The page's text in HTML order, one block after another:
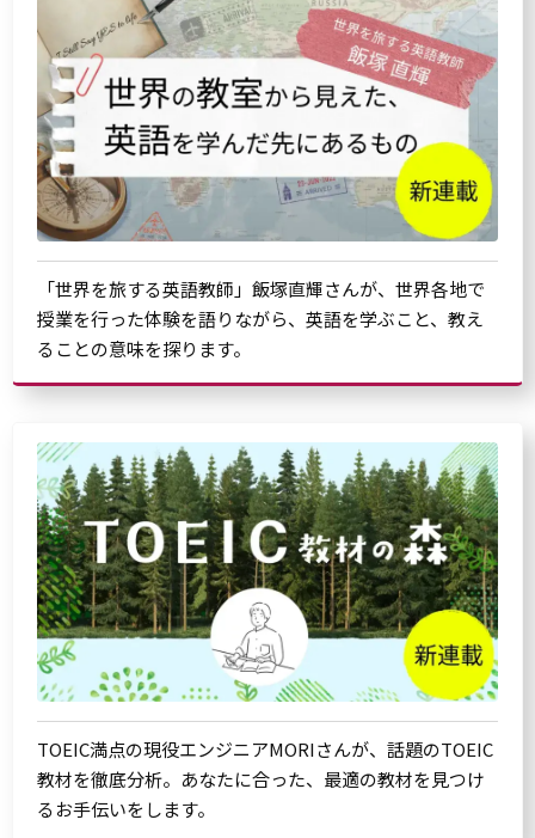
「世界を旅する英語教師」飯塚直輝さんが、世界各地で
授業を行った体験を語りながら、英語を学ぶこと、教え
ることの意味を探ります。
TOEIC満点の現役エンジニアMORIさんが、話題のTOEIC
教材を徹底分析。あなたに合った、最適の教材を見つけ
るお手伝いをします。